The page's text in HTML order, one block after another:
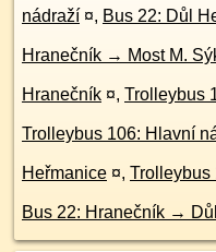
nádraží ¤, Bus 22: Důl
Hranečník → Most M.
Hranečník ¤, Trolleybus
Trolleybus 106: Hlavní
Heřmanice ¤,
Bus 22: Hranečník →